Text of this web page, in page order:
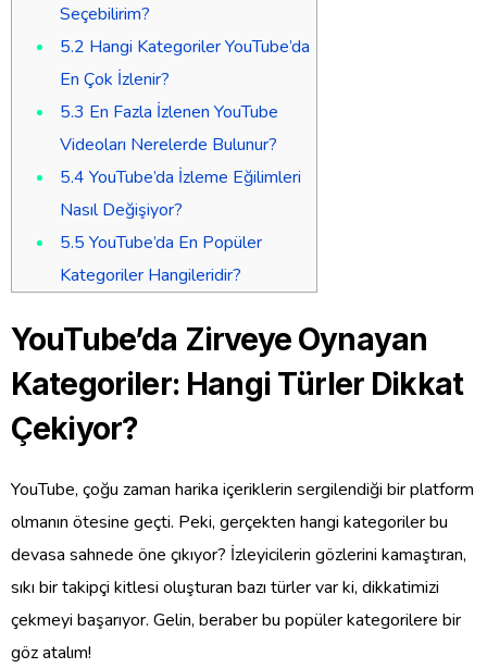
Seçebilirim?
5.2 Hangi Kategoriler YouTube’da
En Çok İzlenir?
5.3 En Fazla İzlenen YouTube
Videoları Nerelerde Bulunur?
5.4 YouTube’da İzleme Eğilimleri
Nasıl Değişiyor?
5.5 YouTube’da En Popüler
Kategoriler Hangileridir?
YouTube’da Zirveye Oynayan
Kategoriler: Hangi Türler Dikkat
Çekiyor?
YouTube, çoğu zaman harika içeriklerin sergilendiği bir platform
olmanın ötesine geçti. Peki, gerçekten hangi kategoriler bu
devasa sahnede öne çıkıyor? İzleyicilerin gözlerini kamaştıran,
sıkı bir takipçi kitlesi oluşturan bazı türler var ki, dikkatimizi
çekmeyi başarıyor. Gelin, beraber bu popüler kategorilere bir
göz atalım!